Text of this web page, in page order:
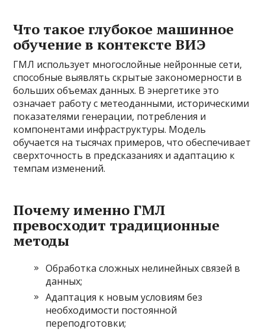
Что такое глубокое машинное
обучение в контексте ВИЭ
ГМЛ использует многослойные нейронные сети,
способные выявлять скрытые закономерности в
больших объемах данных. В энергетике это
означает работу с метеоданными, историческими
показателями генерации, потребления и
компонентами инфраструктуры. Модель
обучается на тысячах примеров, что обеспечивает
сверхточность в предсказаниях и адаптацию к
темпам изменений.
Почему именно ГМЛ
превосходит традиционные
методы
Обработка сложных нелинейных связей в
данных;
Адаптация к новым условиям без
необходимости постоянной
переподготовки;